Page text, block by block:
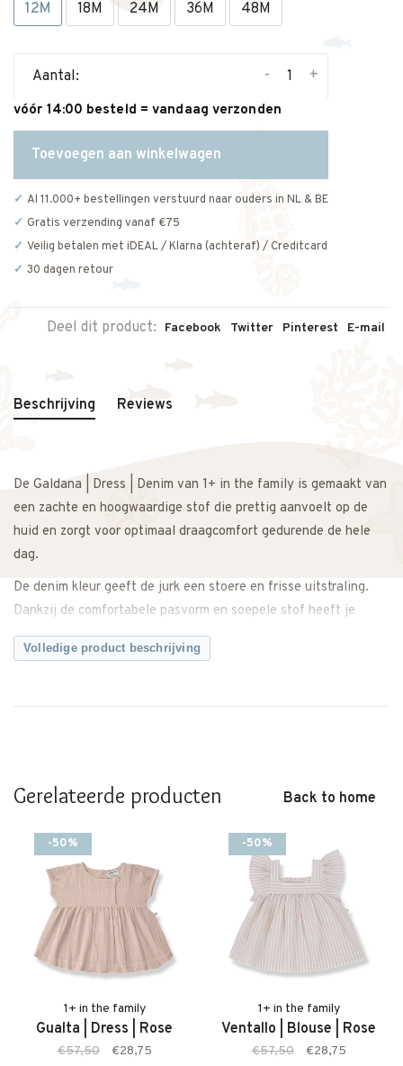
12M 18M 24M 36M 48M
Aantal: +
-
vóór 14:00 besteld = vandaag verzonden
Toevoegen aan winkelwagen
Al 11.000+ bestellingen verstuurd naar ouders in NL & BE
Gratis verzending vanaf €75
Veilig betalen met iDEAL / Klarna (achteraf) / Creditcard
30 dagen retour
Deel dit product: Facebook Twitter Pinterest E-mail
Beschrijving Reviews
De Galdana | Dress | Denim van 1+ in the family is gemaakt van
een zachte en hoogwaardige stof die prettig aanvoelt op de
huid en zorgt voor optimaal draagcomfort gedurende de hele
dag.
De denim kleur geeft de jurk een stoere en frisse uitstraling.
Dankzij de comfortabele pasvorm en soepele stof heeft je
kindje voldoende bewegingsvrijheid tijdens spelen, kruipen of
ontdekken. Ideaal als complete outfit, maar ook mooi te
uitstraling.
adviseren je graag.
Kenmerken:
• Galdana Dress van 1+ in the family
• Zachte, comfortabele stof
• Kleur: Denim
• Comfortabele pasvorm
• Geschikt voor baby’s en jonge kinderen
• Tijdloze en stijlvolle uitstraling
• Makkelijk te combineren
Volledige product beschrijving
Gerelateerde producten Back to home
-50%
1+ in the family
Gualta | Dress | Rose
€57,50 €28,75
-50%
1+ in the family
Ventallo | Blouse | Rose
€57,50 €28,75